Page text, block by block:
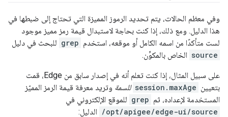
وفي معظم الحالات، يتم تحديد الرموز المميزة التي تحتاج إلى ضبطها في
هذا الدليل. ومع ذلك، إذا كنت بحاجة لاستبدال قيمة رمز مميز موجود
لست متأكدًا من اسمه الكامل أو موقعه، استخدم grep للبحث في دليل
source الخاص بالمكوِّن.
على سبيل المثال، إذا كنت تعلم أنه في إصدار سابق من Edge، قمت
بتعيين session.maxAge للسمة وتريد معرفة قيمة الرمز المميّز
المستخدمة لإعداده، ثم grep للموقع الإلكتروني في
/opt/apigee/edge-ui/source الدليل: